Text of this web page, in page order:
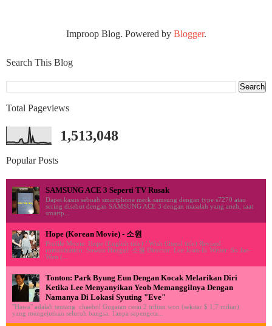
Improop Blog. Powered by Blogger.
Search This Blog
Total Pageviews
1,513,048
Popular Posts
SAMSUNG ACE 3 Seperti TV Rusak
Dapet kasus sebuah smartphone merk samsung dengan type s7270 atau
sering disebut dengan SAMSUNG ACE 3 dengan masalah yang aneh, saat
smartp...
Hope (Korean Movie) - 소원
Profile Movie: Hope (English title) / Wish (literal title) Revised
romanization: Sowon Hangul: 소원 Director: Lee Joon-Ik Writer: So Jae-
Won (...
Tonton: Park Byung Eun Dengan Kocak Melarikan Diri
Ketika Lee Menyanyikan Yeob Memanggilnya Dengan
Namanya Di Lokasi Syuting "Eve"
"Hawa" adalah tentang chaebol Gugatan cerai 2 triliun won (sekitar $ 1,7 miliar)
yang mengejutkan seluruh bangsa. Tanpa sepengeta...